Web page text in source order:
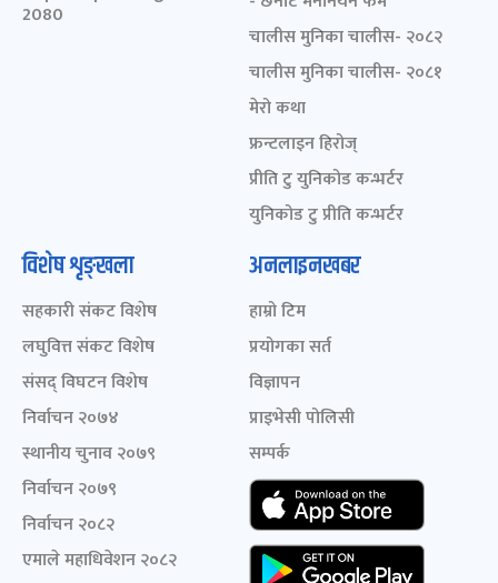
2080
चालीस मुनिका चालीस- २०८२
चालीस मुनिका चालीस- २०८१
मेरो कथा
फ्रन्टलाइन हिरोज्
प्रीति टु युनिकोड कन्भर्टर
युनिकोड टु प्रीति कन्भर्टर
विशेष शृङ्खला
सहकारी संकट विशेष
लघुवित्त संकट विशेष
संसद् विघटन विशेष
निर्वाचन २०७४
स्थानीय चुनाव २०७९
निर्वाचन २०७९
निर्वाचन २०८२
एमाले महाधिवेशन २०८२
अनलाइनखबर
हाम्रो टिम
प्रयोगका सर्त
विज्ञापन
प्राइभेसी पोलिसी
सम्पर्क